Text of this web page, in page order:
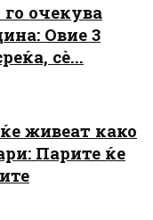
очекува
Овие 3
сè...
живеат како
Парите ќе